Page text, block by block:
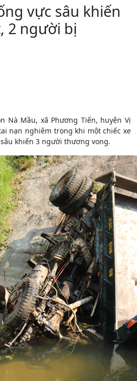
vực sâu khiến
2 người bị
Nà Mầu, xã Phương Tiến, huyện Vị
nạn nghiêm trọng khi một chiếc xe
khiến 3 người thương vong.